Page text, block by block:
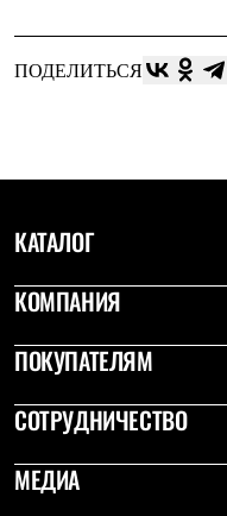
Детская одежда
Куртки
Брюки
Футболки
Брюки
Софтшелл одежда
Флисовая одежда
Куртки
Брюки
Жилеты
ПОДЕЛИТЬСЯ
КАТАЛОГ
КОМПАНИЯ
ПОКУПАТЕЛЯМ
СОТРУДНИЧЕСТВО
МЕДИА